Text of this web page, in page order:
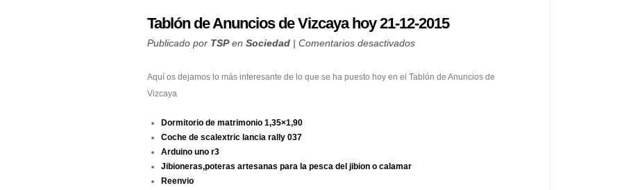
Tablón de Anuncios de Vizcaya hoy 21-12-2015
Publicado por TSPen Sociedad | Comentarios desactivadosen
de
Aquí os dejamos lo más interesante de lo que se ha puesto hoy en el Tablón de Anuncios de
Vizcaya
Dormitorio de matrimonio 1,35×1,90
Coche de scalextric lancia rally 037
Arduino uno r3
Jibioneras,poteras artesanas para la pesca del jibion o calamar
Reenvio